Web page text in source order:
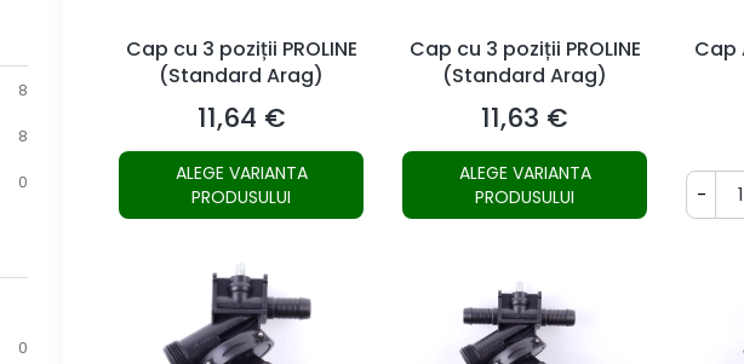
8
8
0
0
Cap cu 3 poziții PROLINE
(Standard Arag)
Preț
11,64 €
ALEGE VARIANTA
PRODUSULUI
Cap cu 3 poziții PROLINE
(Standard Arag)
Preț
11,63 €
ALEGE VARIANTA
PRODUSULUI
Cap
-